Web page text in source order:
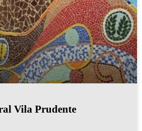
Vila Prudente